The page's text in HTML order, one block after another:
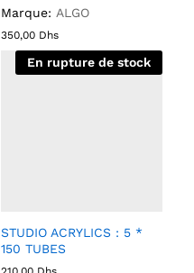
Marque: ALGO
350,00 Dhs
En rupture de stock
STUDIO ACRYLICS : 5 *
150 TUBES